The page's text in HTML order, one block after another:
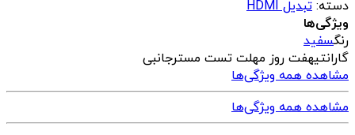
دسته: تبدیل HDMI
ویژگی‌ها
رنگسفید
گارانتیهفت روز مهلت تست مسترجانبی
مشاهده همه ویژگی‌ها
مشاهده همه ویژگی‌ها